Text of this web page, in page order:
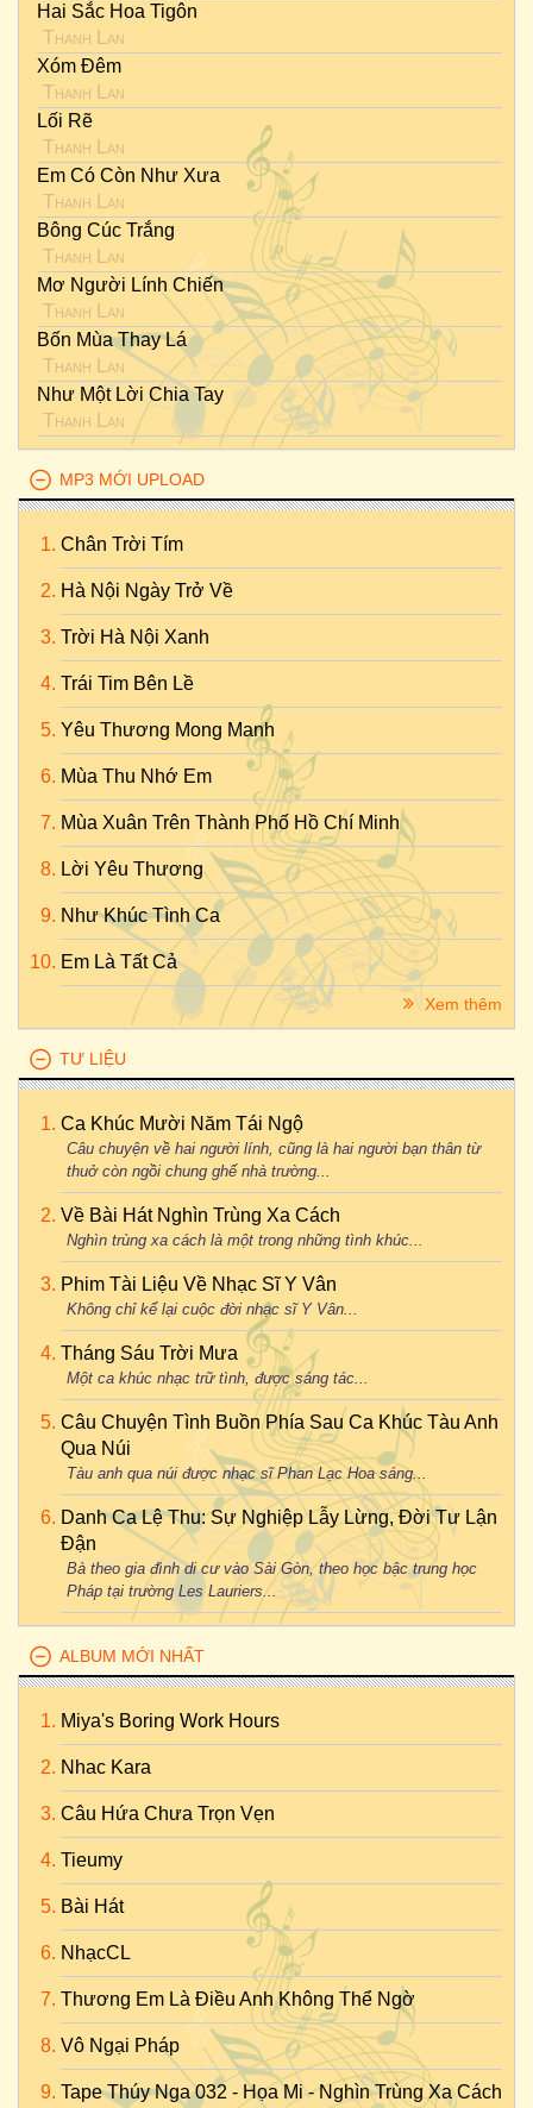
Hai Sắc Hoa Tigôn
Thanh Lan
Xóm Đêm
Thanh Lan
Lối Rẽ
Thanh Lan
Em Có Còn Như Xưa
Thanh Lan
Bông Cúc Trắng
Thanh Lan
Mơ Người Lính Chiến
Thanh Lan
Bốn Mùa Thay Lá
Thanh Lan
Như Một Lời Chia Tay
Thanh Lan
MP3 MỚI UPLOAD
Chân Trời Tím
Hà Nội Ngày Trở Về
Trời Hà Nội Xanh
Trái Tim Bên Lề
Yêu Thương Mong Manh
Mùa Thu Nhớ Em
Mùa Xuân Trên Thành Phố Hồ Chí Minh
Lời Yêu Thương
Như Khúc Tình Ca
Em Là Tất Cả
Xem thêm
TƯ LIỆU
Ca Khúc Mười Năm Tái Ngộ
Câu chuyện về hai người lính, cũng là hai người bạn thân từ
thuở còn ngồi chung ghế nhà trường...
Về Bài Hát Nghìn Trùng Xa Cách
Nghìn trùng xa cách là một trong những tình khúc...
Phim Tài Liệu Về Nhạc Sĩ Y Vân
Không chỉ kể lại cuộc đời nhạc sĩ Y Vân...
Tháng Sáu Trời Mưa
Một ca khúc nhạc trữ tình, được sáng tác...
Câu Chuyện Tình Buồn Phía Sau Ca Khúc Tàu Anh
Qua Núi
Tàu anh qua núi được nhạc sĩ Phan Lạc Hoa sáng...
Danh Ca Lệ Thu: Sự Nghiệp Lẫy Lừng, Đời Tư Lận
Đận
Bà theo gia đình di cư vào Sài Gòn, theo học bậc trung học
Pháp tại trường Les Lauriers...
ALBUM MỚI NHẤT
Miya's Boring Work Hours
Nhac Kara
Câu Hứa Chưa Trọn Vẹn
Tieumy
Bài Hát
NhạcCL
Thương Em Là Điều Anh Không Thể Ngờ
Vô Ngại Pháp
Tape Thúy Nga 032 - Họa Mi - Nghìn Trùng Xa Cách